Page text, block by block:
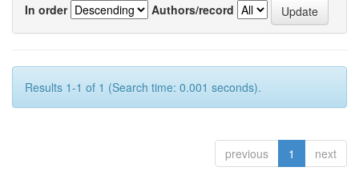
In order
Authors/record
Results 1-1 of 1 (Search time: 0.001 seconds).
previous 1 next